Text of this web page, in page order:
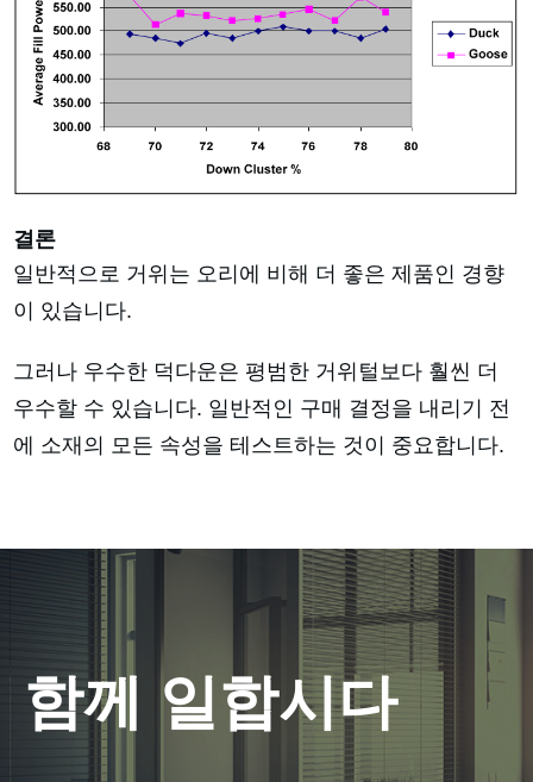
결론
일반적으로 거위는 오리에 비해 더 좋은 제품인 경향
이 있습니다.
그러나 우수한 덕다운은 평범한 거위털보다 훨씬 더
우수할 수 있습니다. 일반적인 구매 결정을 내리기 전
에 소재의 모든 속성을 테스트하는 것이 중요합니다.
함께 일합시다